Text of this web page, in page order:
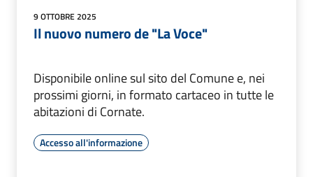
9 OTTOBRE 2025
Il nuovo numero de "La Voce"
Disponibile online sul sito del Comune e, nei
prossimi giorni, in formato cartaceo in tutte le
abitazioni di Cornate.
Accesso all'informazione